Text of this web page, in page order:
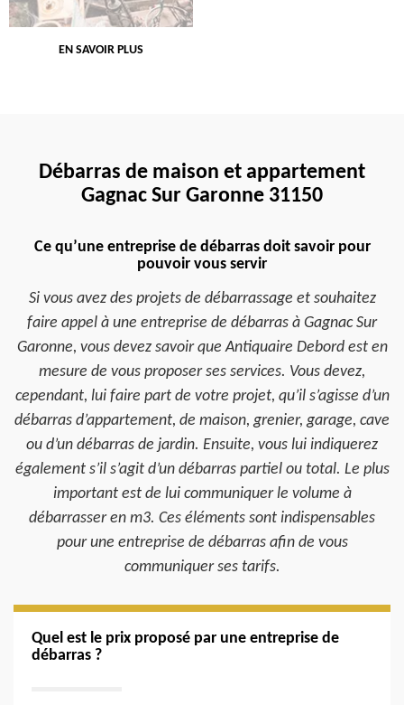
EN SAVOIR PLUS
Débarras de maison et appartement
Gagnac Sur Garonne 31150
Ce qu’une entreprise de débarras doit savoir pour
pouvoir vous servir
Si vous avez des projets de débarrassage et souhaitez
faire appel à une entreprise de débarras à Gagnac Sur
Garonne, vous devez savoir que Antiquaire Debord est en
mesure de vous proposer ses services. Vous devez,
cependant, lui faire part de votre projet, qu’il s’agisse d’un
débarras d’appartement, de maison, grenier, garage, cave
ou d’un débarras de jardin. Ensuite, vous lui indiquerez
également s’il s’agit d’un débarras partiel ou total. Le plus
important est de lui communiquer le volume à
débarrasser en m3. Ces éléments sont indispensables
pour une entreprise de débarras afin de vous
communiquer ses tarifs.
Quel est le prix proposé par une entreprise de
débarras ?